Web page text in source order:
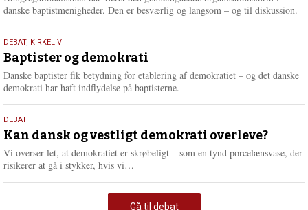
danske baptistmenigheder. Den er besværlig og langsom – og til diskussion.
18.
maj
2026
DEBAT, KIRKELIV
Baptister og demokrati
Danske baptister fik betydning for etablering af demokratiet – og det danske
demokrati har haft indflydelse på baptisterne.
18.
maj
2026
DEBAT
Kan dansk og vestligt demokrati overleve?
Vi overser let, at demokratiet er skrøbeligt – som en tynd porcelænsvase, der
risikerer at gå i stykker, hvis vi…
m
Gå til debat